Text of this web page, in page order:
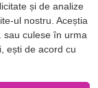
hărnicia și
relații
de zodia
și de analize
ul nostru. Aceștia
sau culese în urma
ești de acord cu